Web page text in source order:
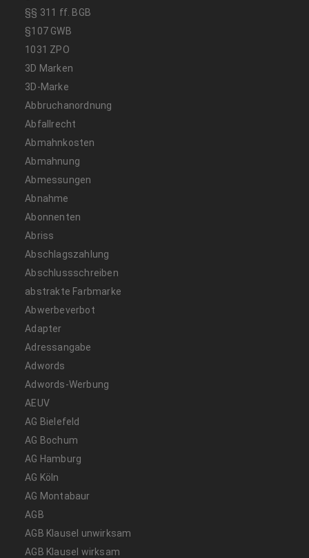
§§ 311 ff. BGB
§107 GWB
1031 ZPO
3D Marken
3D-Marke
Abbruchanordnung
Abfallrecht
Abmahnkosten
Abmahnung
Abmessungen
Abnahme
Abonnenten
Abriss
Abschlagszahlung
Abschlussschreiben
abstrakte Farbmarke
Abwerbeverbot
Adapter
Adressangabe
Adwords
Adwords-Werbung
AEUV
AG Bielefeld
AG Bochum
AG Hamburg
AG Köln
AG Montabaur
AGB
AGB Klausel unwirksam
AGB Klausel wirksam